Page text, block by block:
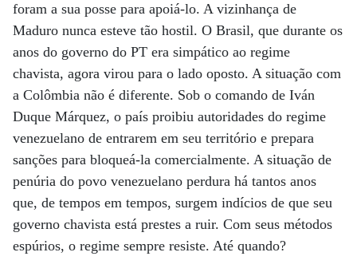
foram a sua posse para apoiá-lo. A vizinhança de
Maduro nunca esteve tão hostil. O Brasil, que durante os
anos do governo do PT era simpático ao regime
chavista, agora virou para o lado oposto. A situação com
a Colômbia não é diferente. Sob o comando de Iván
Duque Márquez, o país proibiu autoridades do regime
venezuelano de entrarem em seu território e prepara
sanções para bloqueá-la comercialmente. A situação de
penúria do povo venezuelano perdura há tantos anos
que, de tempos em tempos, surgem indícios de que seu
governo chavista está prestes a ruir. Com seus métodos
espúrios, o regime sempre resiste. Até quando?